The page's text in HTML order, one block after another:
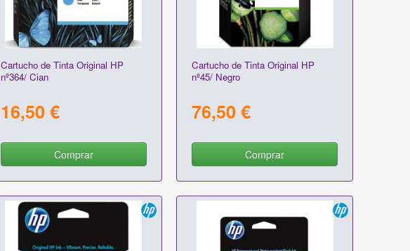
Cartucho de Tinta Original HP
nº364/ Cian
16,50 €
Comprar
Cartucho de Tinta Original HP
nº45/ Negro
76,50 €
Comprar